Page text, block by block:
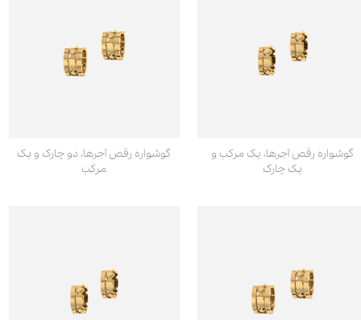
گوشواره رقص آجرها، یک مرکب و
یک چارک
گوشواره رقص آجرها، دو چارک و یک
مرکب